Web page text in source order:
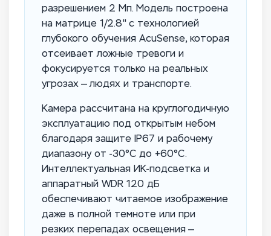
разрешением 2 Мп. Модель построена
на матрице 1/2.8" с технологией
глубокого обучения AcuSense, которая
отсеивает ложные тревоги и
фокусируется только на реальных
угрозах — людях и транспорте.
Камера рассчитана на круглогодичную
эксплуатацию под открытым небом
благодаря защите IP67 и рабочему
диапазону от -30°C до +60°C.
Интеллектуальная ИК-подсветка и
аппаратный WDR 120 дБ
обеспечивают читаемое изображение
даже в полной темноте или при
резких перепадах освещения —